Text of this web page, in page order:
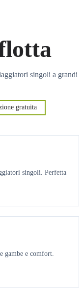
singoli a grandi
gratuita
singoli. Perfetta
gambe e comfort.